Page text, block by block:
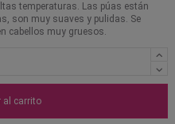
temperaturas. Las púas están
son muy suaves y pulidas. Se
cabellos muy gruesos.
al carrito